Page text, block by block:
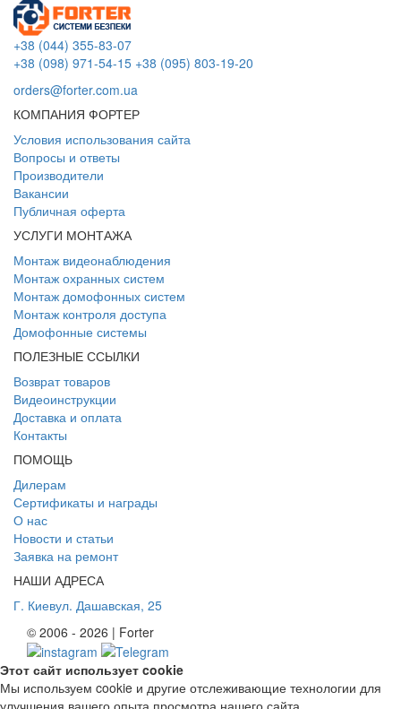
+38 (044) 355-83-07
+38 (098) 971-54-15 +38 (095) 803-19-20
orders@forter.com.ua
КОМПАНИЯ ФОРТЕР
Условия использования сайта
Вопросы и ответы
Производители
Вакансии
Публичная оферта
УСЛУГИ МОНТАЖА
Монтаж видеонаблюдения
Монтаж охранных систем
Монтаж домофонных систем
Монтаж контроля доступа
Домофонные системы
ПОЛЕЗНЫЕ ССЫЛКИ
Возврат товаров
Видеоинструкции
Доставка и оплата
Контакты
ПОМОЩЬ
Дилерам
Сертификаты и награды
О нас
Новости и статьи
Заявка на ремонт
НАШИ АДРЕСА
Г. Киевул. Дашавская, 25
© 2006 - 2026 | Forter
Этот сайт использует cookie
Мы используем cookie и другие отслеживающие технологии для
улучшения вашего опыта просмотра нашего сайта,